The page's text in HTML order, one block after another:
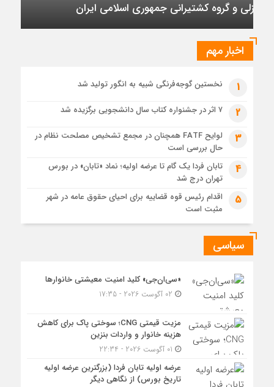
عرضه اولیه تابان فردا (بزرگترین عرضه اولیه تاریخ بورس) از
نگاهی دیگر
1 هفته قبل
حل موانع صادرات برق
نفتی آذر
اخبار مهم
1 نخستین گوجه‌فرنگی شبیه به انگور تولید شد
2 ۷ اثر در جشنواره کتاب سال دانشجویی برگزیده شد
3
لوایح FATF همچنان در مجمع تشخیص مصلحت نظام در
حال بررسی است
4
تابان فردا یک گام تا عرضه اولیه؛ نماد «تابان» در بورس
تهران درج شد
5
اقدام رئیس قوه قضاییه برای احیای حقوق عامه در شهر
مثبت است
سیاسی
«سی‌ان‌جی» کلید امنیت معیشتی خانوارها
مزیت قیمتی CNG؛ سوختی پاک برای کاهش
هزینه خانوار و واردات بنزین
عرضه اولیه تابان فردا (بزرگترین عرضه اولیه
تاریخ بورس) از نگاهی دیگر